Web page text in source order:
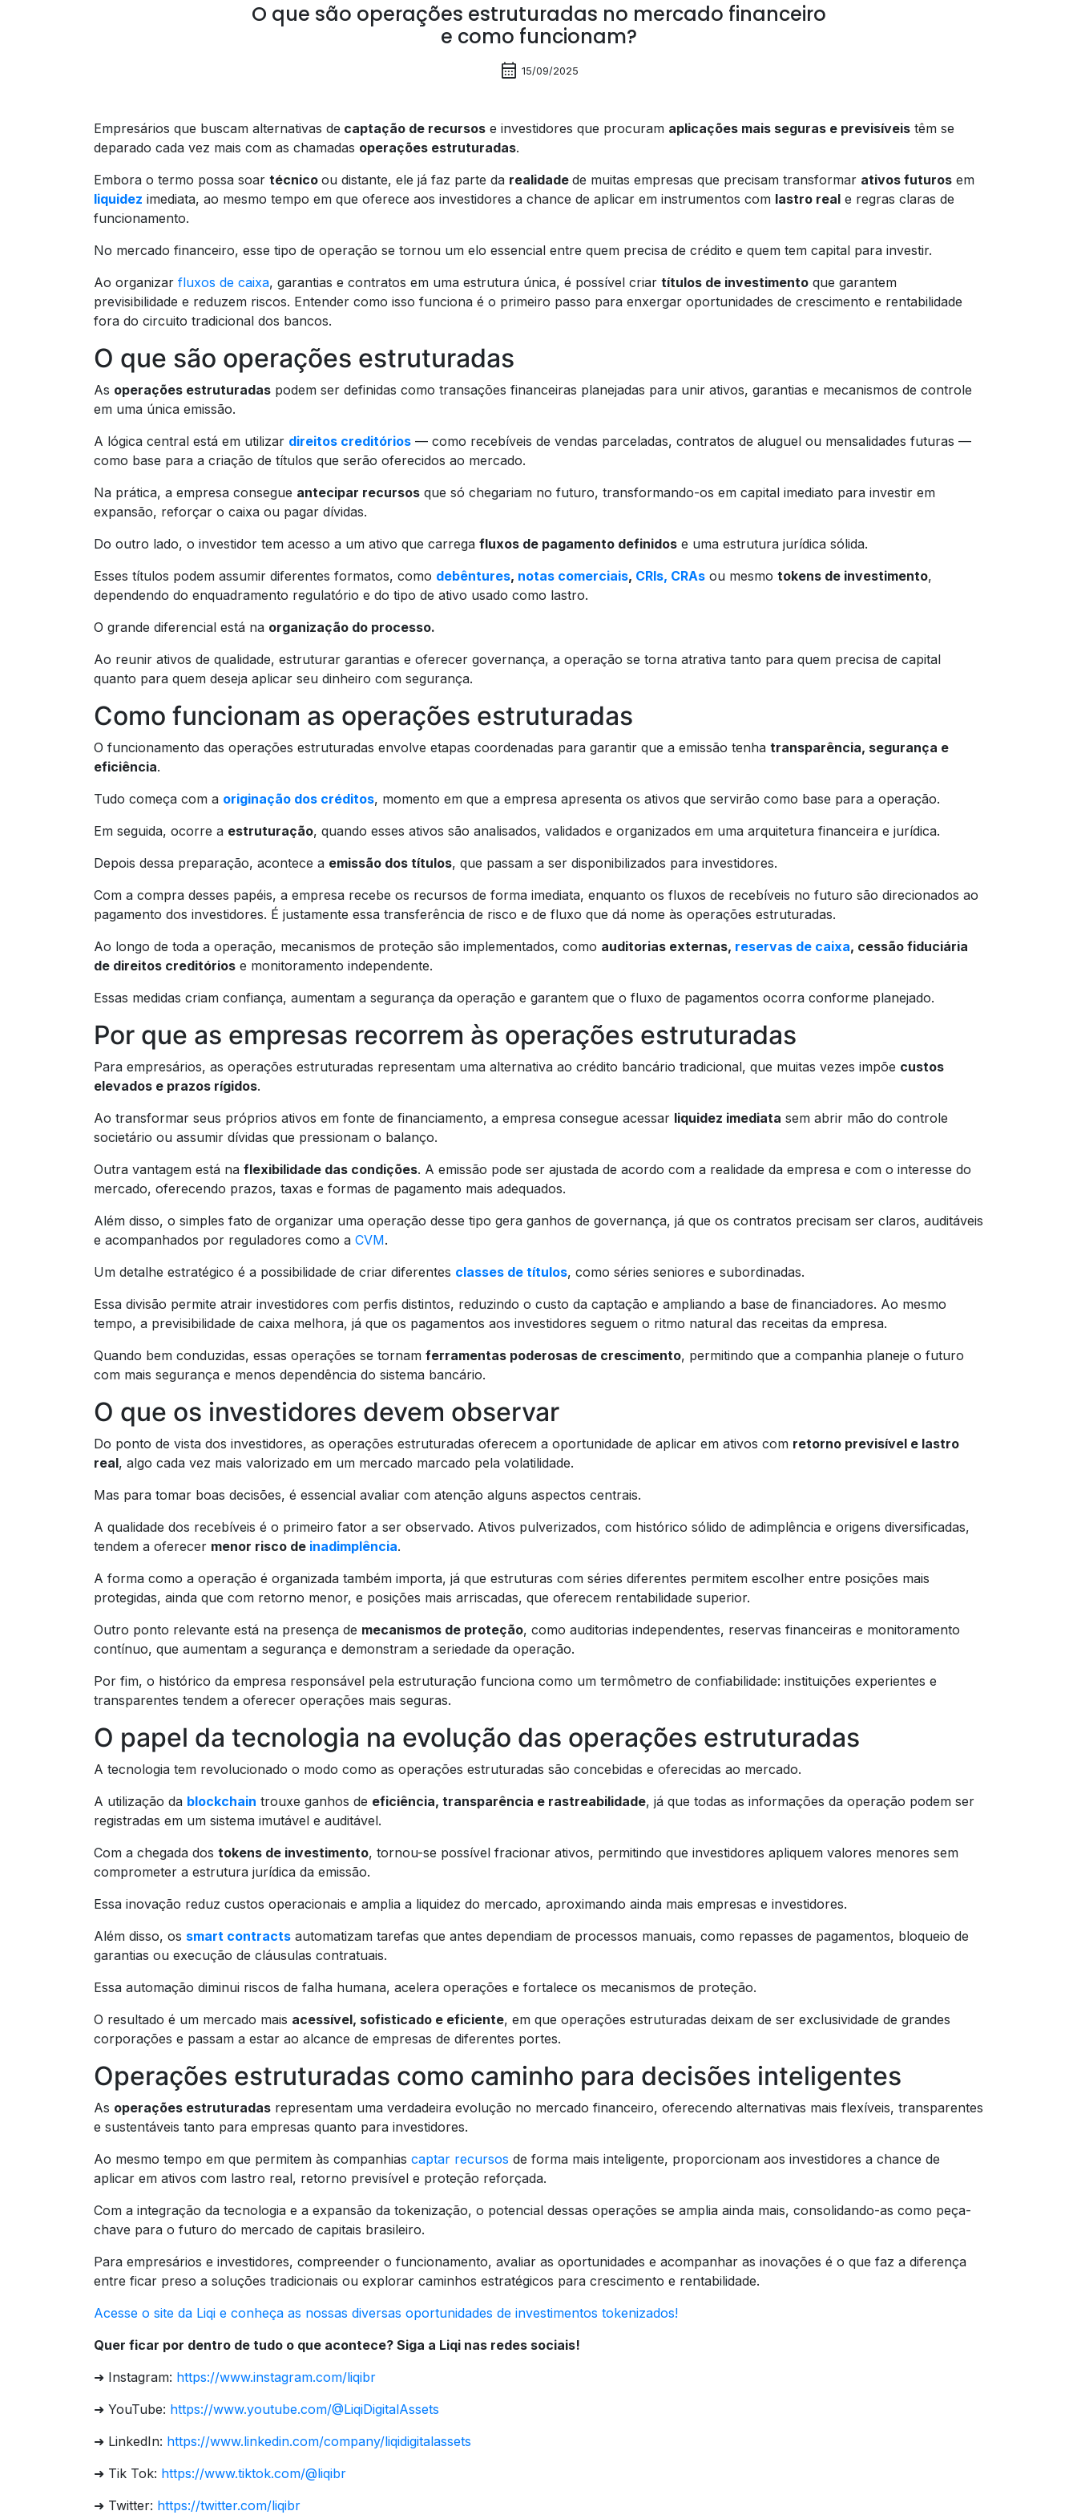
O que são operações estruturadas no mercado financeiro
e como funcionam?
calendar_month 15/09/2025
Empresários que buscam alternativas de captação de recursos e investidores que procuram aplicações mais seguras e previsíveis têm se
deparado cada vez mais com as chamadas operações estruturadas.
Embora o termo possa soar técnico ou distante, ele já faz parte da realidade de muitas empresas que precisam transformar ativos futuros em
liquidez imediata, ao mesmo tempo em que oferece aos investidores a chance de aplicar em instrumentos com lastro real e regras claras de
funcionamento.
No mercado financeiro, esse tipo de operação se tornou um elo essencial entre quem precisa de crédito e quem tem capital para investir.
Ao organizar fluxos de caixa, garantias e contratos em uma estrutura única, é possível criar títulos de investimento que garantem
previsibilidade e reduzem riscos. Entender como isso funciona é o primeiro passo para enxergar oportunidades de crescimento e rentabilidade
fora do circuito tradicional dos bancos.
O que são operações estruturadas
As operações estruturadas podem ser definidas como transações financeiras planejadas para unir ativos, garantias e mecanismos de controle
em uma única emissão.
A lógica central está em utilizar direitos creditórios — como recebíveis de vendas parceladas, contratos de aluguel ou mensalidades futuras —
como base para a criação de títulos que serão oferecidos ao mercado.
Na prática, a empresa consegue antecipar recursos que só chegariam no futuro, transformando-os em capital imediato para investir em
expansão, reforçar o caixa ou pagar dívidas.
Do outro lado, o investidor tem acesso a um ativo que carrega fluxos de pagamento definidos e uma estrutura jurídica sólida.
Esses títulos podem assumir diferentes formatos, como debêntures, notas comerciais, CRIs, CRAs ou mesmo tokens de investimento,
dependendo do enquadramento regulatório e do tipo de ativo usado como lastro.
O grande diferencial está na organização do processo.
Ao reunir ativos de qualidade, estruturar garantias e oferecer governança, a operação se torna atrativa tanto para quem precisa de capital
quanto para quem deseja aplicar seu dinheiro com segurança.
Como funcionam as operações estruturadas
O funcionamento das operações estruturadas envolve etapas coordenadas para garantir que a emissão tenha transparência, segurança e
eficiência.
Tudo começa com a originação dos créditos, momento em que a empresa apresenta os ativos que servirão como base para a operação.
Em seguida, ocorre a estruturação, quando esses ativos são analisados, validados e organizados em uma arquitetura financeira e jurídica.
Depois dessa preparação, acontece a emissão dos títulos, que passam a ser disponibilizados para investidores.
Com a compra desses papéis, a empresa recebe os recursos de forma imediata, enquanto os fluxos de recebíveis no futuro são direcionados ao
pagamento dos investidores. É justamente essa transferência de risco e de fluxo que dá nome às operações estruturadas.
Ao longo de toda a operação, mecanismos de proteção são implementados, como auditorias externas, reservas de caixa, cessão fiduciária
de direitos creditórios e monitoramento independente.
Essas medidas criam confiança, aumentam a segurança da operação e garantem que o fluxo de pagamentos ocorra conforme planejado.
Por que as empresas recorrem às operações estruturadas
Para empresários, as operações estruturadas representam uma alternativa ao crédito bancário tradicional, que muitas vezes impõe custos
elevados e prazos rígidos.
Ao transformar seus próprios ativos em fonte de financiamento, a empresa consegue acessar liquidez imediata sem abrir mão do controle
societário ou assumir dívidas que pressionam o balanço.
Outra vantagem está na flexibilidade das condições. A emissão pode ser ajustada de acordo com a realidade da empresa e com o interesse do
mercado, oferecendo prazos, taxas e formas de pagamento mais adequados.
Além disso, o simples fato de organizar uma operação desse tipo gera ganhos de governança, já que os contratos precisam ser claros, auditáveis
e acompanhados por reguladores como a CVM.
Um detalhe estratégico é a possibilidade de criar diferentes classes de títulos, como séries seniores e subordinadas.
Essa divisão permite atrair investidores com perfis distintos, reduzindo o custo da captação e ampliando a base de financiadores. Ao mesmo
tempo, a previsibilidade de caixa melhora, já que os pagamentos aos investidores seguem o ritmo natural das receitas da empresa.
Quando bem conduzidas, essas operações se tornam ferramentas poderosas de crescimento, permitindo que a companhia planeje o futuro
com mais segurança e menos dependência do sistema bancário.
O que os investidores devem observar
Do ponto de vista dos investidores, as operações estruturadas oferecem a oportunidade de aplicar em ativos com retorno previsível e lastro
real, algo cada vez mais valorizado em um mercado marcado pela volatilidade.
Mas para tomar boas decisões, é essencial avaliar com atenção alguns aspectos centrais.
A qualidade dos recebíveis é o primeiro fator a ser observado. Ativos pulverizados, com histórico sólido de adimplência e origens diversificadas,
tendem a oferecer menor risco de inadimplência.
A forma como a operação é organizada também importa, já que estruturas com séries diferentes permitem escolher entre posições mais
protegidas, ainda que com retorno menor, e posições mais arriscadas, que oferecem rentabilidade superior.
Outro ponto relevante está na presença de mecanismos de proteção, como auditorias independentes, reservas financeiras e monitoramento
contínuo, que aumentam a segurança e demonstram a seriedade da operação.
Por fim, o histórico da empresa responsável pela estruturação funciona como um termômetro de confiabilidade: instituições experientes e
transparentes tendem a oferecer operações mais seguras.
O papel da tecnologia na evolução das operações estruturadas
A tecnologia tem revolucionado o modo como as operações estruturadas são concebidas e oferecidas ao mercado.
A utilização da blockchain trouxe ganhos de eficiência, transparência e rastreabilidade, já que todas as informações da operação podem ser
registradas em um sistema imutável e auditável.
Com a chegada dos tokens de investimento, tornou-se possível fracionar ativos, permitindo que investidores apliquem valores menores sem
comprometer a estrutura jurídica da emissão.
Essa inovação reduz custos operacionais e amplia a liquidez do mercado, aproximando ainda mais empresas e investidores.
Além disso, os smart contracts automatizam tarefas que antes dependiam de processos manuais, como repasses de pagamentos, bloqueio de
garantias ou execução de cláusulas contratuais.
Essa automação diminui riscos de falha humana, acelera operações e fortalece os mecanismos de proteção.
O resultado é um mercado mais acessível, sofisticado e eficiente, em que operações estruturadas deixam de ser exclusividade de grandes
corporações e passam a estar ao alcance de empresas de diferentes portes.
Operações estruturadas como caminho para decisões inteligentes
As operações estruturadas representam uma verdadeira evolução no mercado financeiro, oferecendo alternativas mais flexíveis, transparentes
e sustentáveis tanto para empresas quanto para investidores.
Ao mesmo tempo em que permitem às companhias captar recursos de forma mais inteligente, proporcionam aos investidores a chance de
aplicar em ativos com lastro real, retorno previsível e proteção reforçada.
Com a integração da tecnologia e a expansão da tokenização, o potencial dessas operações se amplia ainda mais, consolidando-as como peça-
chave para o futuro do mercado de capitais brasileiro.
Para empresários e investidores, compreender o funcionamento, avaliar as oportunidades e acompanhar as inovações é o que faz a diferença
entre ficar preso a soluções tradicionais ou explorar caminhos estratégicos para crescimento e rentabilidade.
Acesse o site da Liqi e conheça as nossas diversas oportunidades de investimentos tokenizados!
Quer ficar por dentro de tudo o que acontece? Siga a Liqi nas redes sociais!
➜ Instagram: https://www.instagram.com/liqibr
➜ YouTube: https://www.youtube.com/@LiqiDigitalAssets
➜ LinkedIn: https://www.linkedin.com/company/liqidigitalassets
➜ Tik Tok: https://www.tiktok.com/@liqibr
➜ Twitter: https://twitter.com/liqibr